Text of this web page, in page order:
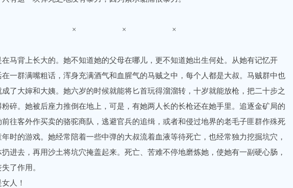
× × ×
背上长大的。她不知道她的父母在哪儿，更不知道她出生何处。从她有记忆开
一群满嘴粗话，浑身充满酒气和血腥气的马贼之中，每个人都是大叔。马贼群中也
了大婶和大姨。她六岁的时候就能将匕首玩得溜溜转，十岁就能放枪，把二十步之
碎。她被后座力推倒在地上，可是，有她两人长的长枪还在她手里。追逐金矿局的
往客外作买卖的骆驼商队，逃避官兵的追缉，或者和侵过地界的老毛子匪群作殊死
时的游戏。她经常陪着一些中弹的大叔流着血液等待死亡，也经常独力挖掘坑穴，
进去，再用沙土将坑穴掩盖起来。死亡、苦难不停地磨炼她，使她有一副硬心肠，
了作用。
人！